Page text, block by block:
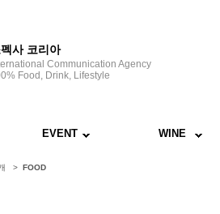
사 코리아
Communication Agency
Food, Drink, Lifestyle
EVENT WINE
> FOOD